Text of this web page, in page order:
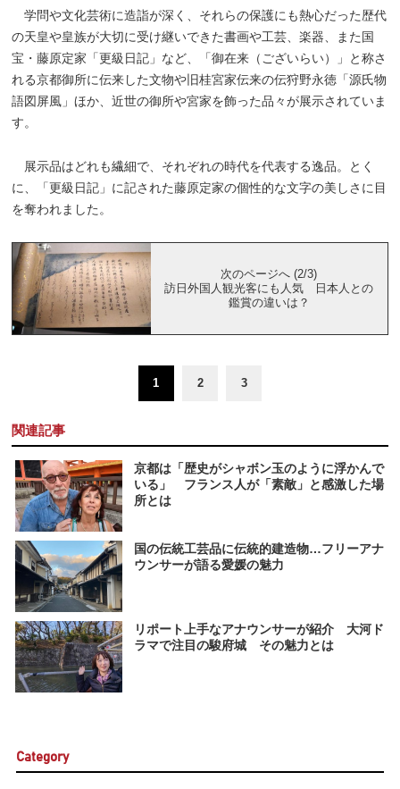
学問や文化芸術に造詣が深く、それらの保護にも熱心だった歴代
の天皇や皇族が大切に受け継いできた書画や工芸、楽器、また国
宝・藤原定家「更級日記」など、「御在来（ございらい）」と称さ
れる京都御所に伝来した文物や旧桂宮家伝来の伝狩野永徳「源氏物
語図屏風」ほか、近世の御所や宮家を飾った品々が展示されていま
す。
展示品はどれも繊細で、それぞれの時代を代表する逸品。とく
に、「更級日記」に記された藤原定家の個性的な文字の美しさに目
を奪われました。
次のページへ (2/3)
訪日外国人観光客にも人気 日本人との
鑑賞の違いは？
1 2 3
関連記事
京都は「歴史がシャボン玉のように浮かんで
いる」 フランス人が「素敵」と感激した場
所とは
国の伝統工芸品に伝統的建造物…フリーアナ
ウンサーが語る愛媛の魅力
リポート上手なアナウンサーが紹介 大河ド
ラマで注目の駿府城 その魅力とは
Category